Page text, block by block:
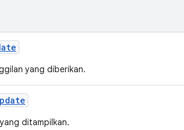
yang diberikan.
ditampilkan.